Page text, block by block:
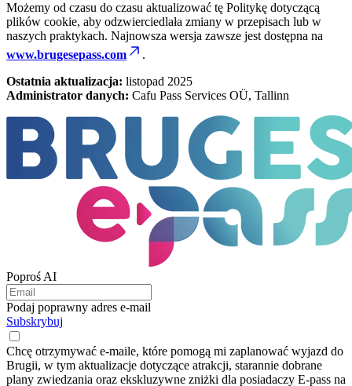
Możemy od czasu do czasu aktualizować tę Politykę dotyczącą
plików cookie, aby odzwierciedlała zmiany w przepisach lub w
naszych praktykach. Najnowsza wersja zawsze jest dostępna na
www.brugesepass.com
.
Ostatnia aktualizacja: listopad 2025
Administrator danych: Cafu Pass Services OÜ, Tallinn
Poproś AI
Podaj poprawny adres e-mail
Subskrybuj
Chcę otrzymywać e-maile, które pomogą mi zaplanować wyjazd do
Brugii, w tym aktualizacje dotyczące atrakcji, starannie dobrane
plany zwiedzania oraz ekskluzywne zniżki dla posiadaczy E-pass na